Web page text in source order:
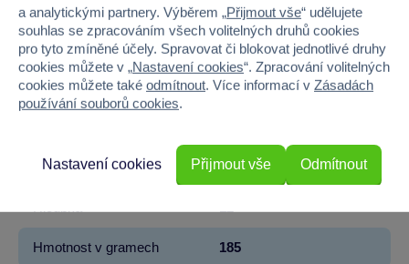
Značka Sparkys
Věk od 3
Pohlaví HOLKA, KLUK
Výška 14.8
Hmotnost v gramech 185
a analytickými partnery. Výběrem „Přijmout vše“ udělujete
souhlas se zpracováním všech volitelných druhů cookies
pro tyto zmíněné účely. Spravovat či blokovat jednotlivé druhy
cookies můžete v „Nastavení cookies“. Zpracování volitelných
cookies můžete také odmítnout. Více informací v Zásadách
používání souborů cookies.
Odmítnout
Nastavení cookies Přijmout vše